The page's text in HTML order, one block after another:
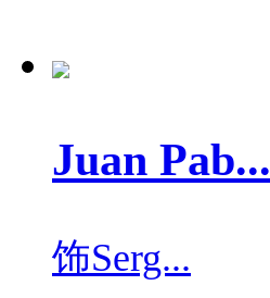
Juan Pab...
饰Serg...